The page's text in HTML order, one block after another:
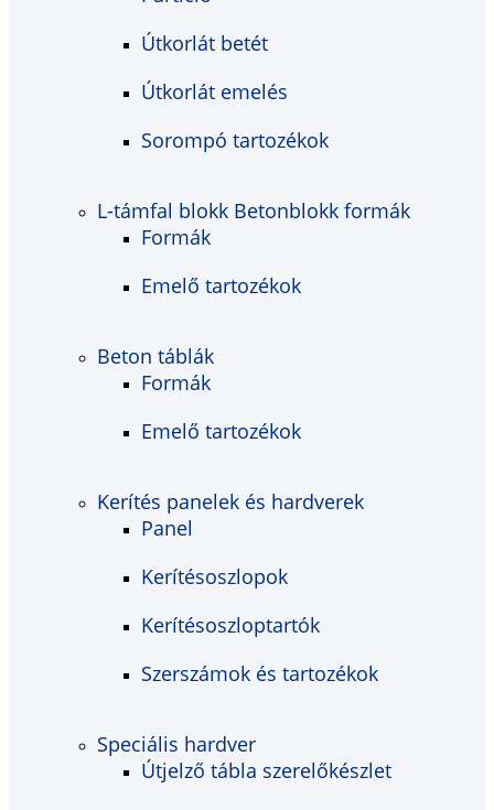
Útkorlát betét
Útkorlát emelés
Sorompó tartozékok
L-támfal blokk Betonblokk formák
Formák
Emelő tartozékok
Beton táblák
Formák
Emelő tartozékok
Kerítés panelek és hardverek
Panel
Kerítésoszlopok
Kerítésoszloptartók
Szerszámok és tartozékok
Speciális hardver
Útjelző tábla szerelőkészlet